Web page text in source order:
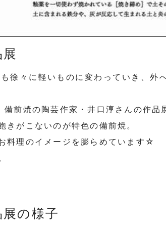
徐々に軽いものに変わっていき、外
焼の陶芸作家・井口淳さんの作品
きがこないのが特色の備前焼。
料理のイメージを膨らめています☆
の様子